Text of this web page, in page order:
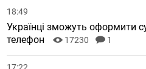
18:49
Українці зможуть оформити
телефон
17230 1